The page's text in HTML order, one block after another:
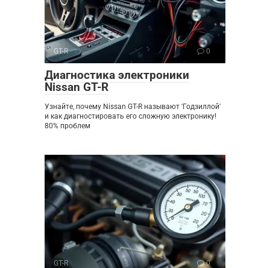
GT-R 0
Диагностика электроники
Nissan GT-R
Узнайте, почему Nissan GT-R называют 'Годзиллой'
и как диагностировать его сложную электронику!
80% проблем
GT-R 0